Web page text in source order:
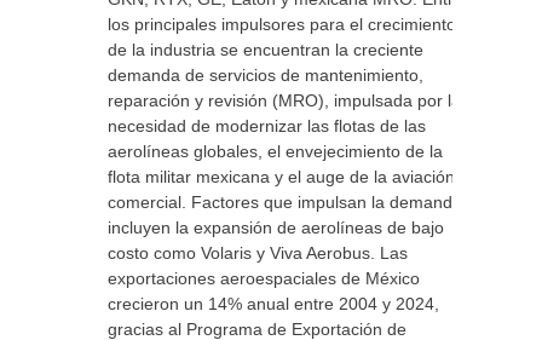
los principales impulsores para el crecimiento
de la industria se encuentran la creciente
demanda de servicios de mantenimiento,
reparación y revisión (MRO), impulsada por la
necesidad de modernizar las flotas de las
aerolíneas globales, el envejecimiento de la
flota militar mexicana y el auge de la aviación
comercial. Factores que impulsan la demanda
incluyen la expansión de aerolíneas de bajo
costo como Volaris y Viva Aerobus. Las
exportaciones aeroespaciales de México
crecieron un 14% anual entre 2004 y 2024,
gracias al Programa de Exportación de